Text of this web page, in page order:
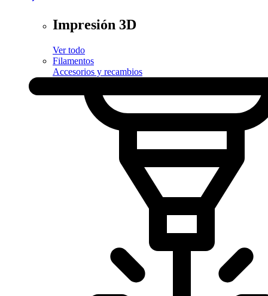
Impresión 3D
Ver todo
Filamentos
Accesorios y recambios